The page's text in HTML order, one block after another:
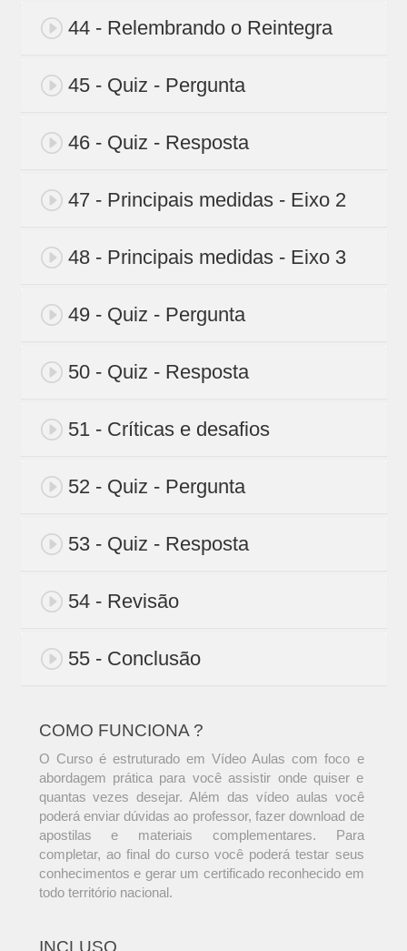
44 - Relembrando o Reintegra
45 - Quiz - Pergunta
46 - Quiz - Resposta
47 - Principais medidas - Eixo 2
48 - Principais medidas - Eixo 3
49 - Quiz - Pergunta
50 - Quiz - Resposta
51 - Críticas e desafios
52 - Quiz - Pergunta
53 - Quiz - Resposta
54 - Revisão
55 - Conclusão
COMO FUNCIONA ?
O Curso é estruturado em Vídeo Aulas com foco e
abordagem prática para você assistir onde quiser e
quantas vezes desejar. Além das vídeo aulas você
poderá enviar dúvidas ao professor, fazer download de
apostilas e materiais complementares. Para
completar, ao final do curso você poderá testar seus
conhecimentos e gerar um certificado reconhecido em
todo território nacional.
INCLUSO